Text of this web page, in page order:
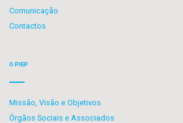
Comunicação
Contactos
O PIEP
Missão, Visão e Objetivos
Órgãos Sociais e Associados